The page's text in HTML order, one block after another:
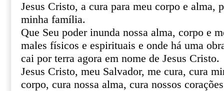
Jesus Cristo, a cura para meu corpo e alma,
minha família.
Que Seu poder inunda nossa alma, corpo e
males físicos e espirituais e onde há uma
cai por terra agora em nome de Jesus Cristo.
Jesus Cristo, meu Salvador, me cura, cura
corpo, cura nossa alma, cura nossos